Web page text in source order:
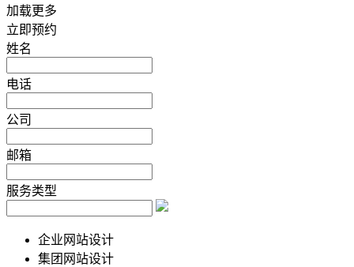
加载更多
立即预约
姓名
电话
公司
邮箱
服务类型
企业网站设计
集团网站设计